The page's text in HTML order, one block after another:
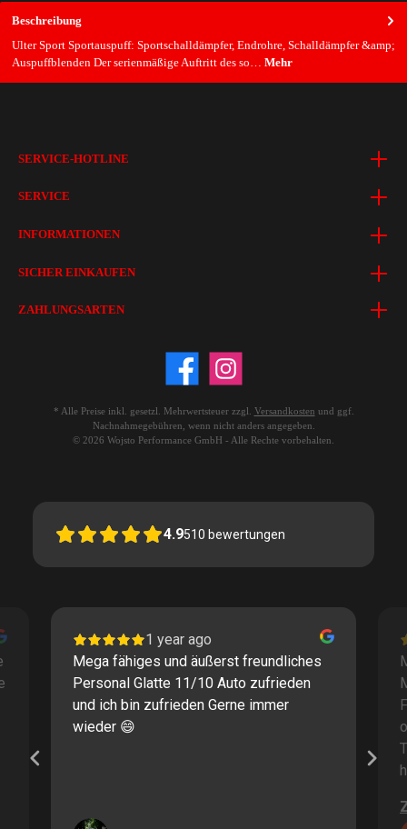
Beschreibung
Ulter Sport Sportauspuff: Sportschalldämpfer, Endrohre, Schalldämpfer &amp;
Auspuffblenden Der serienmäßige Auftritt des so… Mehr
SERVICE-HOTLINE
SERVICE
INFORMATIONEN
SICHER EINKAUFEN
ZAHLUNGSARTEN
* Alle Preise inkl. gesetzl. Mehrwertsteuer zzgl. Versandkosten und ggf.
Nachnahmegebühren, wenn nicht anders angegeben.
© 2026 Wojsto Performance GmbH - Alle Rechte vorbehalten.
4.9510 bewertungen
1 year ago
Mega fähiges und äußerst freundliches
Personal Glatte 11/10 Auto zufrieden
und ich bin zufrieden Gerne immer
wieder 😄